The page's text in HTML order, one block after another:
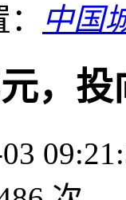
中国
元，